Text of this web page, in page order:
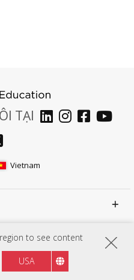
to see content
USA
TẠI
Vietnam